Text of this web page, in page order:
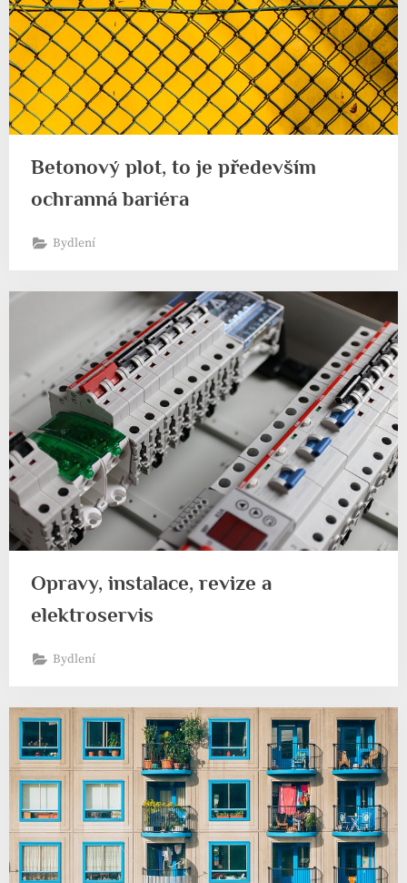
Betonový plot, to je především
ochranná bariéra
Bydlení
Opravy, instalace, revize a
elektroservis
Bydlení